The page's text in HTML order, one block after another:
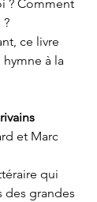
? Comment
?
ce livre
à la
et Marc
qui
des grandes